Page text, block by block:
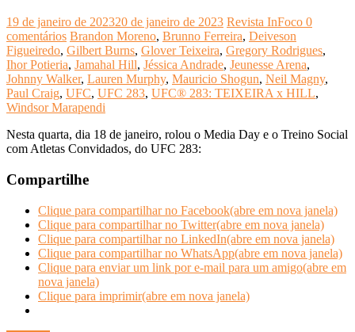
19 de janeiro de 202320 de janeiro de 2023 Revista InFoco 0
comentários Brandon Moreno, Brunno Ferreira, Deiveson
Figueiredo, Gilbert Burns, Glover Teixeira, Gregory Rodrigues,
Ihor Potieria, Jamahal Hill, Jéssica Andrade, Jeunesse Arena,
Johnny Walker, Lauren Murphy, Mauricio Shogun, Neil Magny,
Paul Craig, UFC, UFC 283, UFC® 283: TEIXEIRA x HILL,
Windsor Marapendi
Nesta quarta, dia 18 de janeiro, rolou o Media Day e o Treino Social
com Atletas Convidados, do UFC 283:
Compartilhe
Clique para compartilhar no Facebook(abre em nova janela)
Clique para compartilhar no Twitter(abre em nova janela)
Clique para compartilhar no LinkedIn(abre em nova janela)
Clique para compartilhar no WhatsApp(abre em nova janela)
Clique para enviar um link por e-mail para um amigo(abre em
nova janela)
Clique para imprimir(abre em nova janela)